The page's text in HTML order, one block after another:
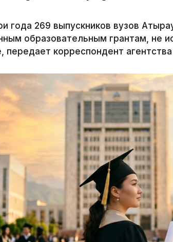
года 269 выпускников вузов
образовательным грантам, не
передает корреспондент